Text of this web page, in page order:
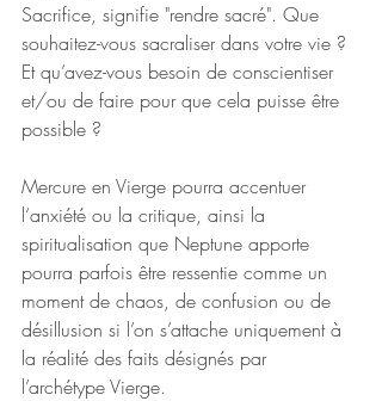
Sacrifice, signifie "rendre sacré". Que
souhaitez-vous sacraliser dans votre vie ?
Et qu’avez-vous besoin de conscientiser
et/ou de faire pour que cela puisse être
possible ?
Mercure en Vierge pourra accentuer
l‘anxiété ou la critique, ainsi la
spiritualisation que Neptune apporte
pourra parfois être ressentie comme un
moment de chaos, de confusion ou de
désillusion si l’on s’attache uniquement à
la réalité des faits désignés par
l’archétype Vierge.